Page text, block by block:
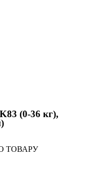
(0-36 кг),
ТОВАРУ